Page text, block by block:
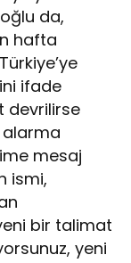
da,
hafta
ifade
devrilirse
alarma
mesaj
ismi,
yeni bir talimat
yeni